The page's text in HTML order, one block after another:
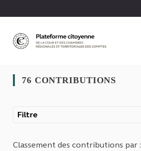
76 CONTRIBUTIONS
Filtre
Classement des contributions par :